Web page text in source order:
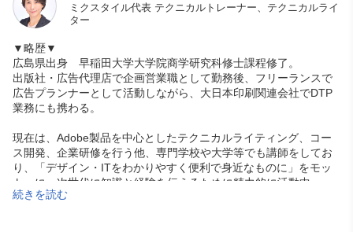
ミクスタイル代表 テクニカルトレーナー、テクニカルライ
ター
▼略歴▼
広島県出身 早稲田大学大学院商学研究科修士課程修了。
出版社・広告代理店で企画営業職として勤務後、フリーランスで
広告プランナーとして活動しながら、大日本印刷関連会社でDTP
業務にも携わる。
現在は、Adobe製品を中心としたテクニカルライティング、コー
ス開発、企業研修を行う他、専門学校や大学等でも講師をしてお
り、「デザイン・ITをわかりやすく便利で身近なものに」をモッ
トーに、次世代に知識と経験を伝えるために精力的に活動中。
続きを読む